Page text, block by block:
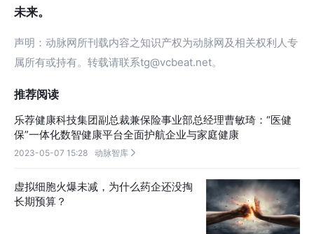
未来。
声明：动脉网所刊载内容之知识产权为动脉网及相关权利人专
属所有或持有。转载请联系tg@vcbeat.net。
推荐阅读
乐荐健康科技集团副总裁兼保险事业部总经理曹敏琦：“医健
保”一体化数智健康平台全面护航企业与家庭健康
2023-05-07 15:28 动脉智库 
虚拟细胞火爆未减，为什么药企还没掏
长期预算？